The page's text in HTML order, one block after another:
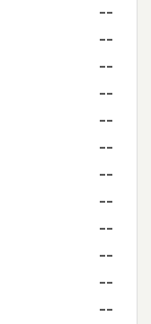
--
--
--
--
--
--
--
--
--
--
--
--